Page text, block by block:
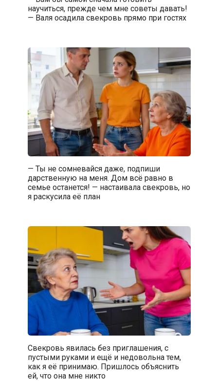
научиться, прежде чем мне советы давать!
— Валя осадила свекровь прямо при гостях
— Ты не сомневайся даже, подпиши
дарственную на меня. Дом всё равно в
семье останется! — настаивала свекровь, но
я раскусила её план
Свекровь явилась без приглашения, с
пустыми руками и ещё и недовольна тем,
как я её принимаю. Пришлось объяснить
ей, что она мне никто